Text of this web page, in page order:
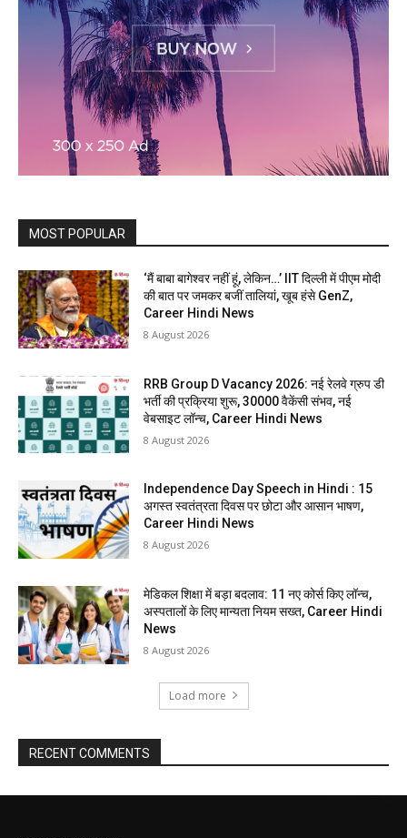
MOST POPULAR
‘मैं बाबा बागेश्वर नहीं हूं, लेकिन…’ IIT दिल्ली में पीएम मोदी
की बात पर जमकर बजीं तालियां, खूब हंसे GenZ,
Career Hindi News
8 August 2026
RRB Group D Vacancy 2026: नई रेलवे ग्रुप डी
भर्ती की प्रक्रिया शुरू, 30000 वैकेंसी संभव, नई
वेबसाइट लॉन्च, Career Hindi News
8 August 2026
Independence Day Speech in Hindi : 15
अगस्त स्वतंत्रता दिवस पर छोटा और आसान भाषण,
Career Hindi News
8 August 2026
मेडिकल शिक्षा में बड़ा बदलाव: 11 नए कोर्स किए लॉन्च,
अस्पतालों के लिए मान्यता नियम सख्त, Career Hindi
News
8 August 2026
Load more
RECENT COMMENTS